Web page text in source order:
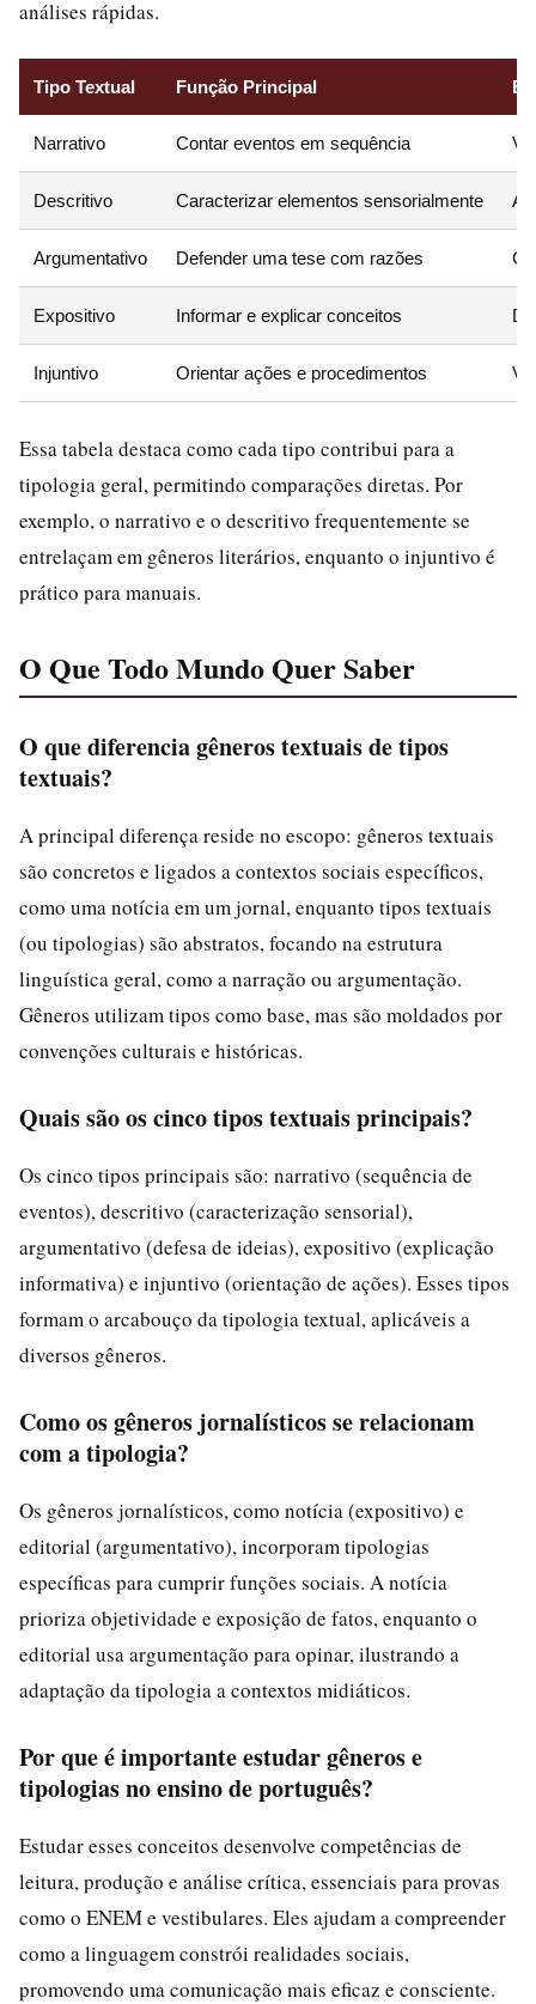
análises rápidas.
Tipo Textual Função Principal
Narrativo Contar eventos em sequência
Descritivo Caracterizar elementos sensorialmente
Argumentativo Defender uma tese com razões
Expositivo Informar e explicar conceitos
Injuntivo Orientar ações e procedimentos
Essa tabela destaca como cada tipo contribui para a
tipologia geral, permitindo comparações diretas. Por
exemplo, o narrativo e o descritivo frequentemente se
entrelaçam em gêneros literários, enquanto o injuntivo é
prático para manuais.
O Que Todo Mundo Quer Saber
O que diferencia gêneros textuais de tipos
textuais?
A principal diferença reside no escopo: gêneros textuais
são concretos e ligados a contextos sociais específicos,
como uma notícia em um jornal, enquanto tipos textuais
(ou tipologias) são abstratos, focando na estrutura
linguística geral, como a narração ou argumentação.
Gêneros utilizam tipos como base, mas são moldados por
convenções culturais e históricas.
Quais são os cinco tipos textuais principais?
Os cinco tipos principais são: narrativo (sequência de
eventos), descritivo (caracterização sensorial),
argumentativo (defesa de ideias), expositivo (explicação
informativa) e injuntivo (orientação de ações). Esses tipos
formam o arcabouço da tipologia textual, aplicáveis a
diversos gêneros.
Como os gêneros jornalísticos se relacionam
com a tipologia?
Os gêneros jornalísticos, como notícia (expositivo) e
editorial (argumentativo), incorporam tipologias
específicas para cumprir funções sociais. A notícia
prioriza objetividade e exposição de fatos, enquanto o
editorial usa argumentação para opinar, ilustrando a
adaptação da tipologia a contextos midiáticos.
Por que é importante estudar gêneros e
tipologias no ensino de português?
Estudar esses conceitos desenvolve competências de
leitura, produção e análise crítica, essenciais para provas
como o ENEM e vestibulares. Eles ajudam a compreender
como a linguagem constrói realidades sociais,
promovendo uma comunicação mais eficaz e consciente.